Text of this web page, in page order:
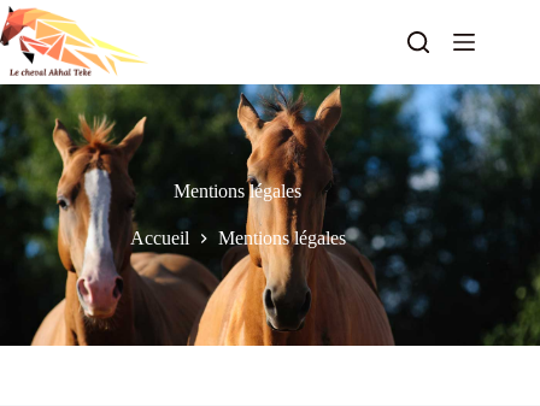
Passer
au
contenu
Mentions légales
Accueil Mentions légales